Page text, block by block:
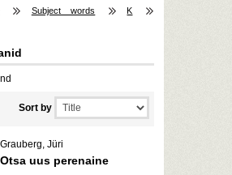
Subject words
K
Sort by
Grauberg, Jüri
Otsa uus perenaine